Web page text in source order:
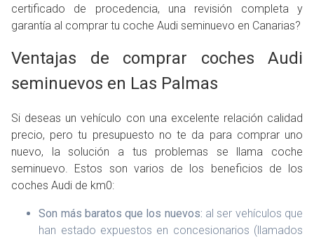
certificado de procedencia, una revisión completa y
garantía al comprar tu coche Audi seminuevo en Canarias?
Ventajas de comprar coches Audi
seminuevos en Las Palmas
Si deseas un vehículo con una excelente relación calidad
precio, pero tu presupuesto no te da para comprar uno
nuevo, la solución a tus problemas se llama coche
seminuevo. Estos son varios de los beneficios de los
coches Audi de km0:
Son más baratos que los nuevos: al ser vehículos que
han estado expuestos en concesionarios (llamados